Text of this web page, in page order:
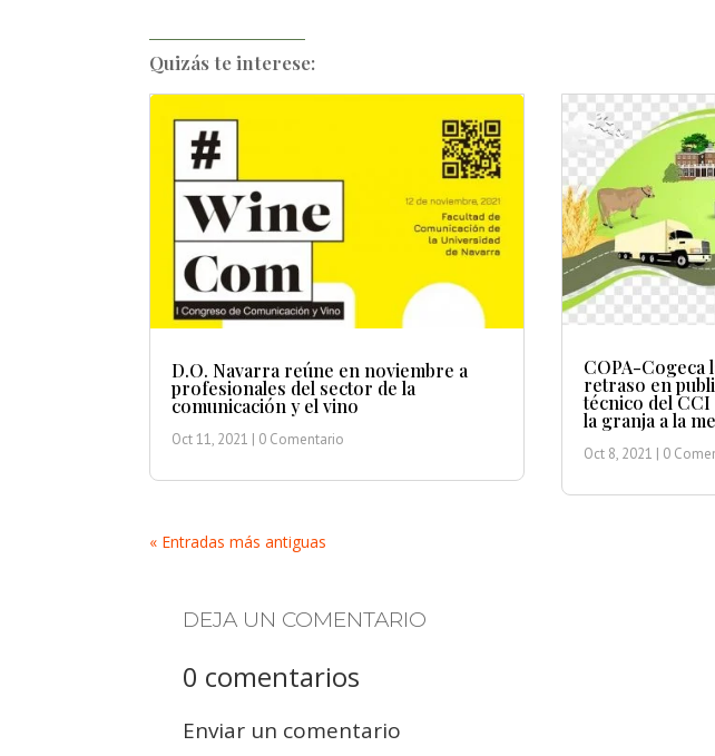
Quizás te interese:
D.O. Navarra reúne en noviembre a
profesionales del sector de la
comunicación y el vino
Oct 11, 2021 | 0 Comentario
COPA-Cogeca
retraso en
técnico del CCI
la granja a la
Oct 8, 2021 | 0
« Entradas más antiguas
DEJA UN COMENTARIO
0 comentarios
Enviar un comentario